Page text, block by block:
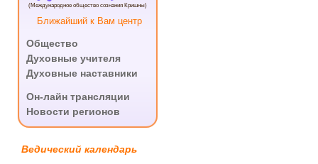
(Международное общество сознания Кришны)
Ближайший к Вам центр
Общество
Духовные учителя
Духовные наставники
Он-лайн трансляции
Новости регионов
Ведический календарь